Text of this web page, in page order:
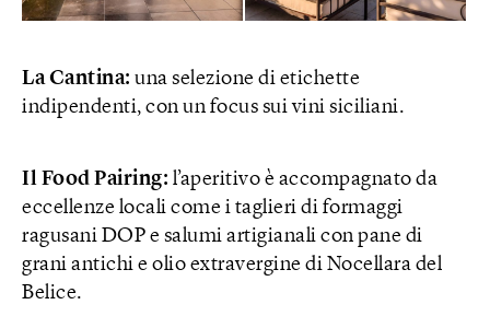
La Cantina: una selezione di etichette
indipendenti, con un focus sui vini siciliani.
Il Food Pairing: l’aperitivo è accompagnato da
eccellenze locali come i taglieri di formaggi
ragusani DOP e salumi artigianali con pane di
grani antichi e olio extravergine di Nocellara del
Belice.